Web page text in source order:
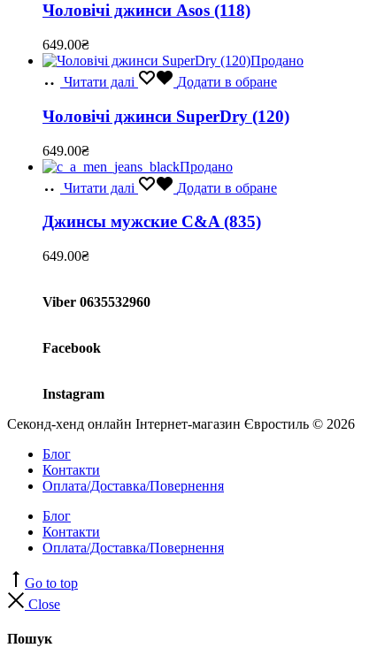
Чоловічі джинси Asos (118)
649.00₴
Продано
Читати далі
Додати в обране
Чоловічі джинси SuperDry (120)
649.00₴
Продано
Читати далі
Додати в обране
Джинсы мужские C&A (835)
649.00₴
Viber 0635532960
Facebook
Instagram
Секонд-хенд онлайн Інтернет-магазин Євростиль © 2026
Блог
Контакти
Оплата/Доставка/Повернення
Блог
Контакти
Оплата/Доставка/Повернення
Go to top
Close
Пошук